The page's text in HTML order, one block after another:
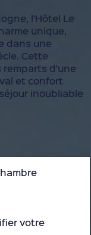
l’Hôtel Le
unique,
dans une
Cette
d’une
et confort
inoubliable
votre